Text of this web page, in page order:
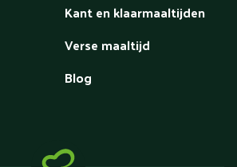
Kant en klaarmaaltijden
Verse maaltijd
Blog